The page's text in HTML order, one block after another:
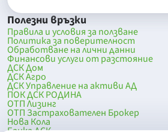
Полезни връзки
Правила и условия за ползване
Политика за поверителност
Обработване на лични данни
Финансови услуги от разстояние
ДСК Дом
ДСК Агро
ДСК Управление на активи АД
ПОК ДСК РОДИНА
ОТП Лизинг
ОТП Застрахователен Брокер
Нова Кола